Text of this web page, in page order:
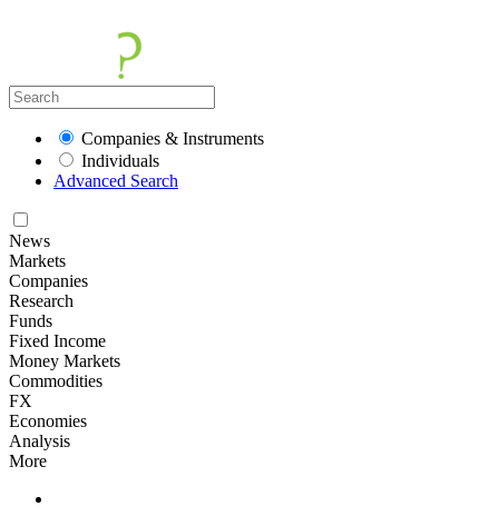
Companies & Instruments
Individuals
Advanced Search
News
Markets
Companies
Research
Funds
Fixed Income
Money Markets
Commodities
FX
Economies
Analysis
More